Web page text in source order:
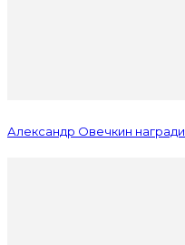
Александр Овечкин